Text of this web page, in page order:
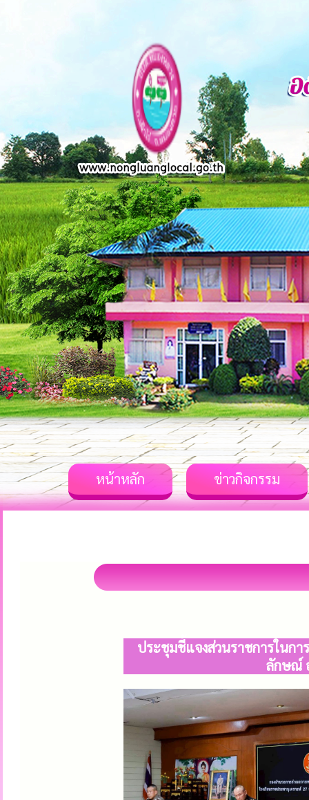
หน้าหลัก ข่าวกิจกรรม
ประชุมชี้แจงส่วนราชการในกา
ลักษณ์